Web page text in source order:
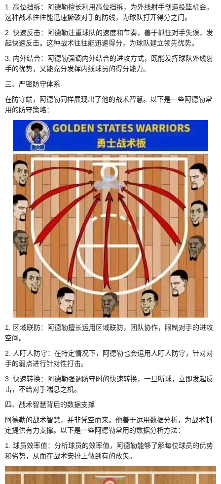
1. 高位挡拆：阿德勒擅长利用高位挡拆，为外线射手创造投篮机会。
这种战术往往能迅速撕破对手的防线，为球队打开得分之门。
2. 快速反击：阿德勒注重球队的速度和节奏，善于抓住对手失误，发
起快速反击。这种战术往往能迅速得分，为球队建立领先优势。
3. 内外结合：阿德勒强调内外结合的进攻方式，既能发挥球队外线射
手的优势，又能充分发挥内线球员的得分能力。
三、严密防守体系
在防守端，阿德勒同样展现出了他的战术智慧。以下是一些阿德勒常
用的防守策略：
1. 区域联防：阿德勒擅长运用区域联防，团队协作，限制对手的进攻
空间。
2. 人盯人防守：在特定情况下，阿德勒也会运用人盯人防守，针对对
手的弱点进行针对性打击。
3. 快速转换：阿德勒强调防守时的快速转换，一旦断球，立即发起反
击，不给对手喘息之机。
四、战术智慧背后的数据支撑
阿德勒的战术智慧，并非凭空而来。他善于运用数据分析，为战术制
定提供有力支撑。以下是一些阿德勒常用的数据分析方法：
1. 球员效率值：分析球员的效率值，阿德勒能够了解每位球员的优势
和劣势，从而在战术安排上做到有的放矢。